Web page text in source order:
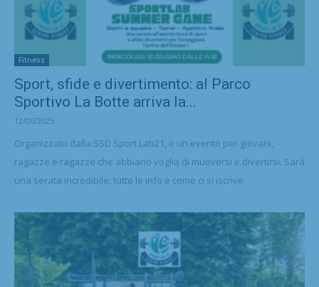
Fitness
Sport, sfide e divertimento: al Parco
Sportivo La Botte arriva la...
12/06/2025
Organizzato dalla SSD Sport Lab21, è un evento per giovani,
ragazze e ragazze che abbiano voglia di muoversi e divertirsi. Sarà
una serata incredibile: tutte le info e come ci si iscrive